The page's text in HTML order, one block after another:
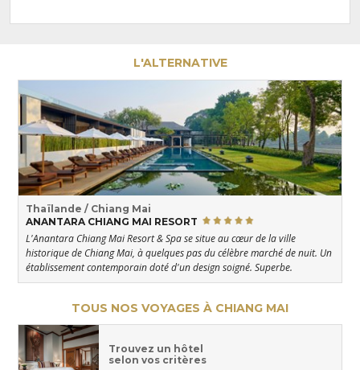
L'ALTERNATIVE
Thaïlande / Chiang Mai
ANANTARA CHIANG MAI RESORT
L'Anantara Chiang Mai Resort & Spa se situe au cœur de la ville
historique de Chiang Mai, à quelques pas du célèbre marché de nuit. Un
établissement contemporain doté d'un design soigné. Superbe.
TOUS NOS VOYAGES À CHIANG MAI
Trouvez un hôtel
selon vos critères